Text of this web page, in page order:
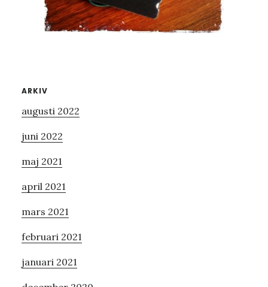
Primärt
sidofält
ARKIV
augusti 2022
juni 2022
maj 2021
april 2021
mars 2021
februari 2021
januari 2021